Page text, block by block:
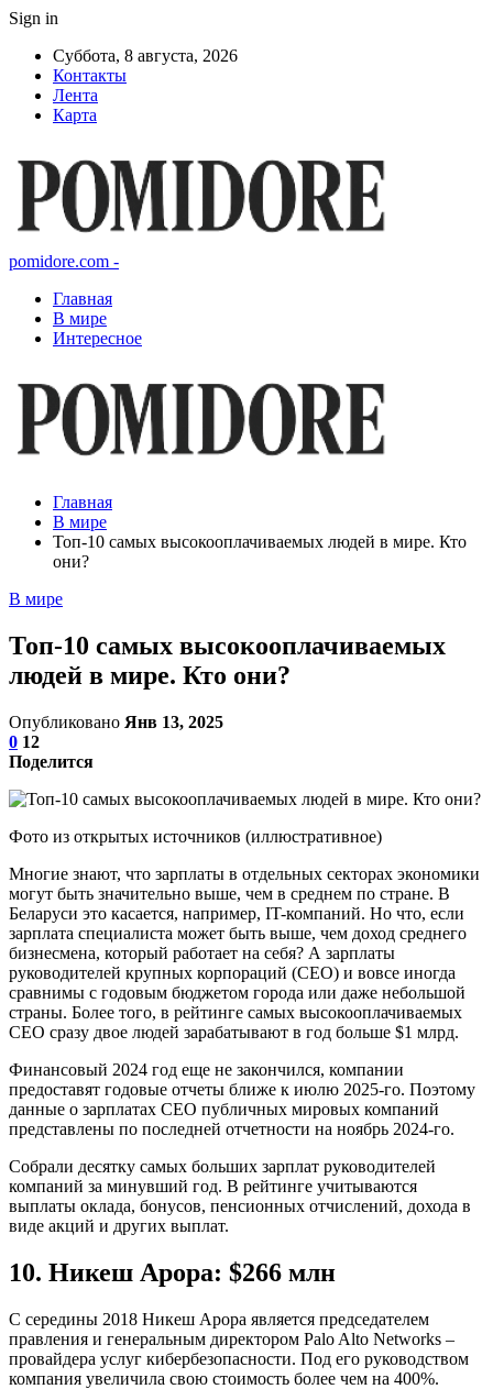
Sign in
Суббота, 8 августа, 2026
Контакты
Лента
Карта
pomidore.com -
Главная
В мире
Интересное
Главная
В мире
Топ-10 самых высокооплачиваемых людей в мире. Кто
они?
В мире
Топ-10 самых высокооплачиваемых
людей в мире. Кто они?
Опубликовано Янв 13, 2025
0 12
Поделится
Фото из открытых источников (иллюстративное)
Многие знают, что зарплаты в отдельных секторах экономики
могут быть значительно выше, чем в среднем по стране. В
Беларуси это касается, например, IT-компаний. Но что, если
зарплата специалиста может быть выше, чем доход среднего
бизнесмена, который работает на себя? А зарплаты
руководителей крупных корпораций (CEO) и вовсе иногда
сравнимы с годовым бюджетом города или даже небольшой
страны. Более того, в рейтинге самых высокооплачиваемых
CEO сразу двое людей зарабатывают в год больше $1 млрд.
Финансовый 2024 год еще не закончился, компании
предоставят годовые отчеты ближе к июлю 2025-го. Поэтому
данные о зарплатах CEO публичных мировых компаний
представлены по последней отчетности на ноябрь 2024-го.
Собрали десятку самых больших зарплат руководителей
компаний за минувший год. В рейтинге учитываются
выплаты оклада, бонусов, пенсионных отчислений, дохода в
виде акций и других выплат.
10. Никеш Арора: $266 млн
С середины 2018 Никеш Арора является председателем
правления и генеральным директором Palo Alto Networks –
провайдера услуг кибербезопасности. Под его руководством
компания увеличила свою стоимость более чем на 400%.